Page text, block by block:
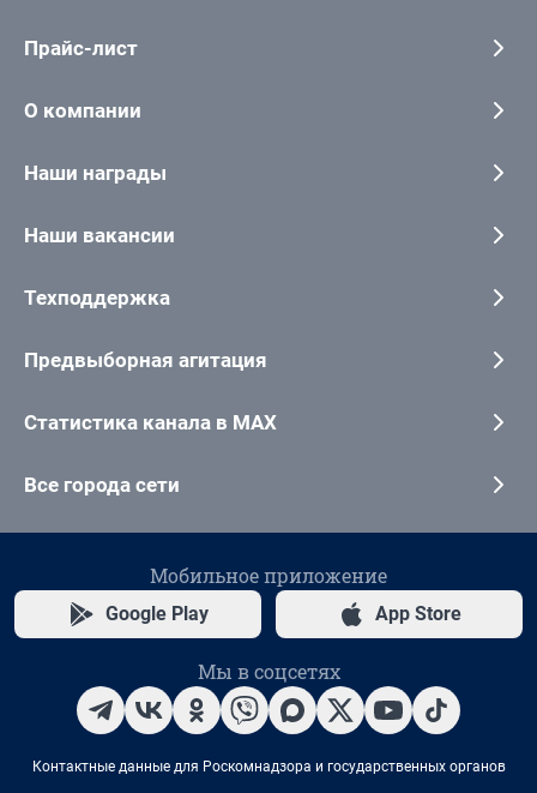
Прайс-лист
О компании
Наши награды
Наши вакансии
Техподдержка
Предвыборная агитация
Статистика канала в MAX
Все города сети
Мобильное приложение
Google Play App Store
Мы в соцсетях
Контактные данные для Роскомнадзора и государственных органов